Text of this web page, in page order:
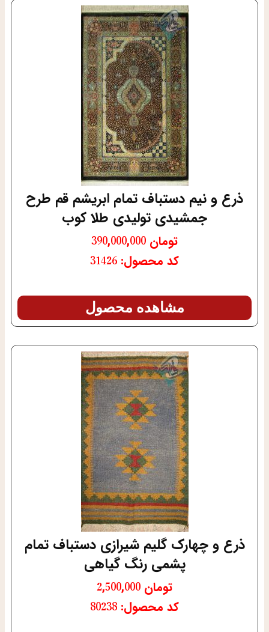
ذرع و نیم دستباف تمام ابریشم قم طرح
جمشیدی تولیدی طلا کوب
تومان
کد محصول: 31426
مشاهده محصول
ذرع و چهارک گلیم شیرازی دستباف تمام
پشمی رنگ گیاهی
تومان
کد محصول: 80238